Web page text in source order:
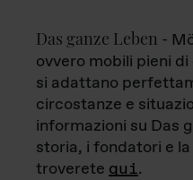
Das ganze Leben -
ovvero mobili pieni
si adattano
circostanze e
informazioni su Das
storia, i fondatori e
troverete qui.